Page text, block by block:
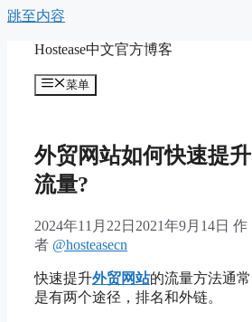
跳至内容
Hostease中文官方博客
菜单
外贸网站如何快速提升
流量?
2024年11月22日 2021年9月14日 作
者 @hosteasecn
快速提升外贸网站的流量方法通常
是有两个途径，排名和外链。